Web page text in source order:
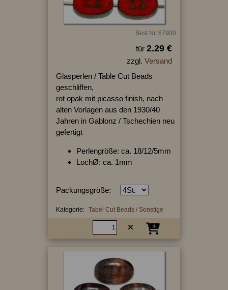
Best.Nr.:67900
für 2.29 €
zzgl. Versand
Glasperlen / Table Cut Beads
geschliffen,
rot opak mit picasso finish, nach
alten Vorlagen aus den 1930/40
Jahren in Gablonz / Tschechien neu
gefertigt
Perlengröße: ca. 18/12/5mm
LochØ: ca. 1mm
Packungsgröße:
Kategorie: Tabel Cut Beads / Sonstige